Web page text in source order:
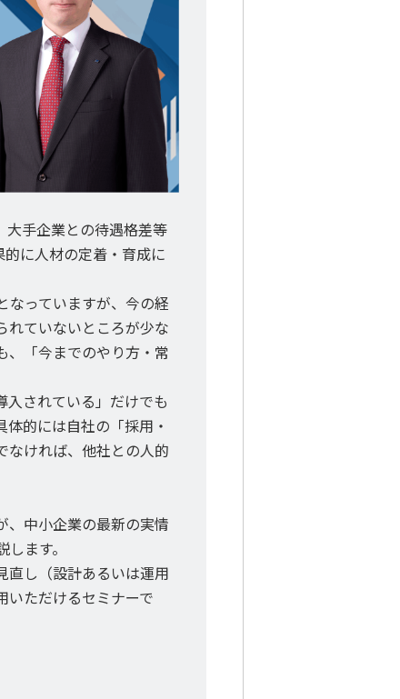
大手企業との待遇格差等
に人材の定着・育成に
なっていますが、今の経
れていないところが少な
、「今までのやり方・常
入されている」だけでも
的には自社の「採用・
なければ、他社との人的
、中小企業の最新の実情
ます。
直し（設計あるいは運用
いただけるセミナーで